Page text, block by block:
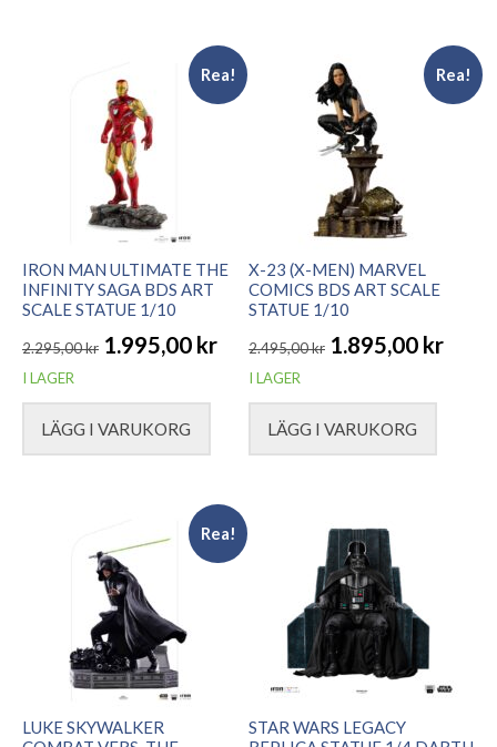
Rea!
IRON MAN ULTIMATE THE
INFINITY SAGA BDS ART
SCALE STATUE 1/10
2.295,00kr
Det
ursprungliga
priset
1.995,00 kr
Det
nuvarande
priset
I LAGER
LÄGG I VARUKORG
Rea!
X-23 (X-MEN) MARVEL
COMICS BDS ART SCALE
STATUE 1/10
2.495,00kr
Det
ursprungliga
priset
1.895,00 kr
Det
nuvarande
priset
I LAGER
LÄGG I VARUKORG
Rea!
LUKE SKYWALKER
STAR WARS LEGACY